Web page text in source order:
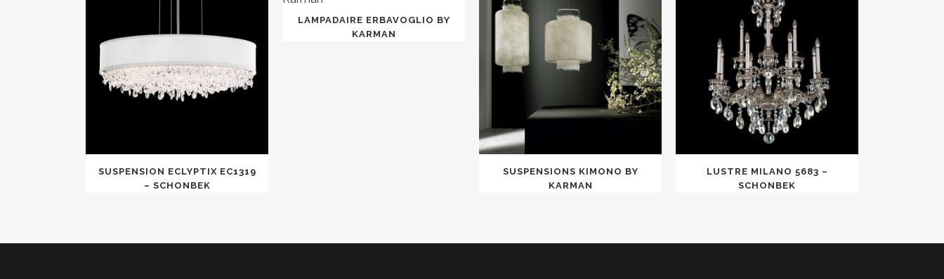
SUSPENSION ECLYPTIX EC1319
– SCHONBEK
LAMPADAIRE ERBAVOGLIO BY
KARMAN
SUSPENSIONS KIMONO BY
KARMAN
LUSTRE MILANO 5683 –
SCHONBEK